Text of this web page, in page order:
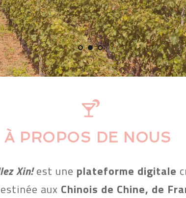
À PROPOS DE NOUS
Xin! est une plateforme digitale
aux Chinois de Chine, de